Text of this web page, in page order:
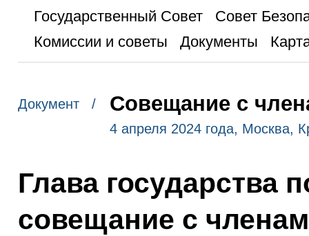
Государственный Совет
Совет
Комиссии и советы
Документы
Документ / Совещание с
4 апреля 2024 года, Москва,
Глава государства
совещание с